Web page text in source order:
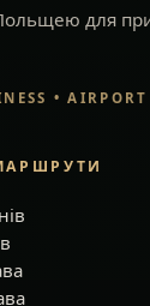
для
• AIRPORT